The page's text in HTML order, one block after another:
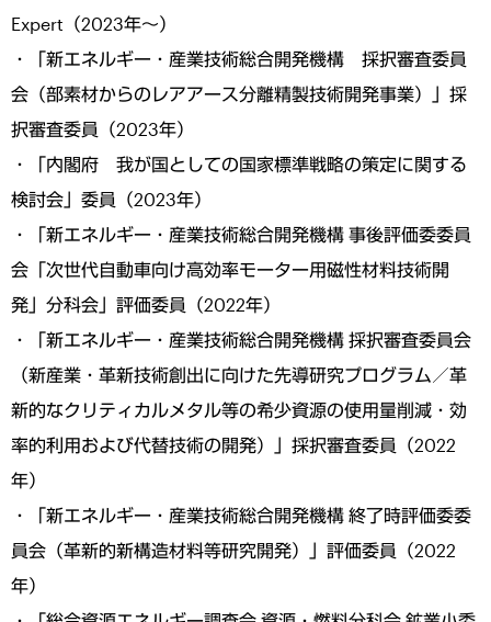
Expert（2023年～）
・「新エネルギー・産業技術総合開発機構 採択審査委員
会（部素材からのレアアース分離精製技術開発事業）」採
択審査委員（2023年）
・「内閣府 我が国としての国家標準戦略の策定に関する
検討会」委員（2023年）
・「新エネルギー・産業技術総合開発機構 事後評価委委員
会「次世代自動車向け高効率モーター用磁性材料技術開
発」分科会」評価委員（2022年）
・「新エネルギー・産業技術総合開発機構 採択審査委員会
（新産業・革新技術創出に向けた先導研究プログラム／革
新的なクリティカルメタル等の希少資源の使用量削減・効
率的利用および代替技術の開発）」採択審査委員（2022
年）
・「新エネルギー・産業技術総合開発機構 終了時評価委委
員会（革新的新構造材料等研究開発）」評価委員（2022
年）